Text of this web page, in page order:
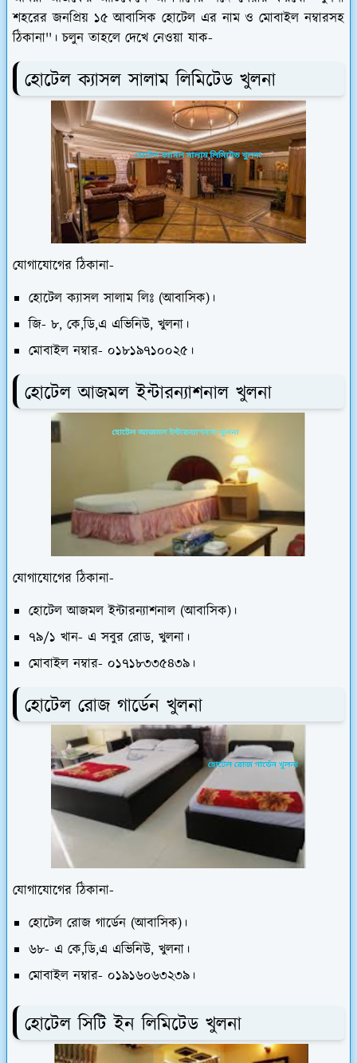
শহরের জনপ্রিয় ১৫ আবাসিক হোটেল এর নাম ও মোবাইল নম্বারসহ
ঠিকানা''। চলুন তাহলে দেখে নেওয়া যাক-
হোটেল ক্যাসল সালাম লিমিটেড খুলনা
যোগাযোগের ঠিকানা-
হোটেল ক্যাসল সালাম লিঃ (আবাসিক)।
জি- ৮, কে,ডি,এ এভিনিউ, খুলনা।
মোবাইল নম্বার- ০১৮১৯৭১০০২৫।
হোটেল আজমল ইন্টারন্যাশনাল খুলনা
যোগাযোগের ঠিকানা-
হোটেল আজমল ইন্টারন্যাশনাল (আবাসিক)।
৭৯/১ খান- এ সবুর রোড, খুলনা।
মোবাইল নম্বার- ০১৭১৮৩৩৫৪৩৯।
হোটেল রোজ গার্ডেন খুলনা
যোগাযোগের ঠিকানা-
হোটেল রোজ গার্ডেন (আবাসিক)।
৬৮- এ কে,ডি,এ এভিনিউ, খুলনা।
মোবাইল নম্বার- ০১৯১৬০৬৩২৩৯।
হোটেল সিটি ইন লিমিটেড খুলনা